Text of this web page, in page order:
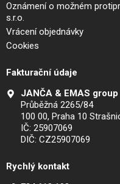
Oznámení o možném
s.r.o.
Vrácení objednávky
Cookies
Fakturační údaje
JANČA & EMAS group
Průběžná 2265/84
100 00, Praha 10
IČ: 25907069
DIČ: CZ25907069
Rychlý kontakt